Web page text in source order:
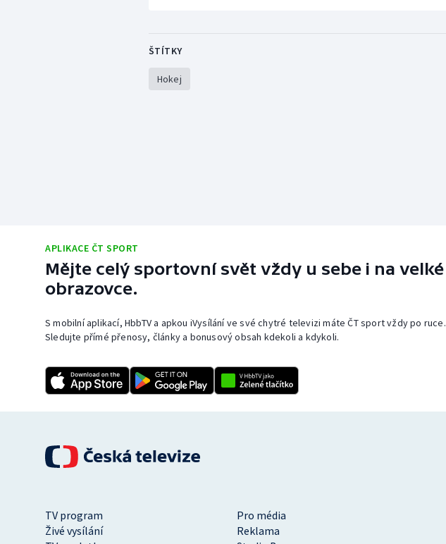
ŠTÍTKY
Hokej
APLIKACE ČT SPORT
Mějte celý sportovní svět vždy u sebe i na velké
obrazovce.
S mobilní aplikací, HbbTV a apkou iVysílání ve své chytré televizi máte ČT sport vždy po ruce.
Sledujte přímé přenosy, články a bonusový obsah kdekoli a kdykoli.
TV program
Pro média
Živé vysílání
Reklama